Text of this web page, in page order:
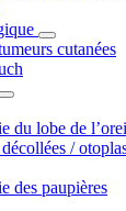
cutanées
du lobe de
/
des paupières